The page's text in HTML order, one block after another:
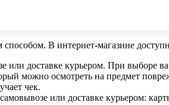
В интернет-магазине
или доставке курьером. При выборе
можно осмотреть на предмет
чек.
или доставке курьером: